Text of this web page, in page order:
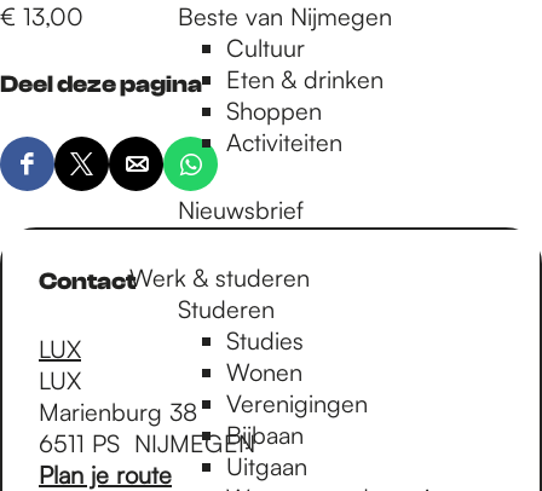
Beste van Nijmegen
Cultuur
Eten & drinken
Shoppen
Activiteiten
Nieuwsbrief
Werk & studeren
Studeren
Studies
Wonen
Verenigingen
Bijbaan
Uitgaan
€ 13,00
Deel deze pagina
D
e
D
e
l
e
z
e
p
a
D
e
l
p
a
D
e
e
d
e
p
a
Contact
LUX
LUX
Marienburg 38
6511 PS NIJMEGEN
Plan je routen